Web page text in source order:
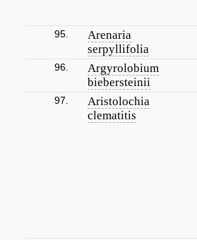
95.
Arenaria
serpyllifolia
96.
Argyrolobium
biebersteinii
97.
Aristolochia
clematitis